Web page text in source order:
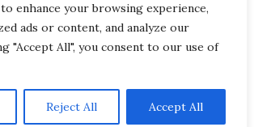
enhance your browsing experience,
ads or content, and analyze our
"Accept All", you consent to our use of
Reject All Accept All